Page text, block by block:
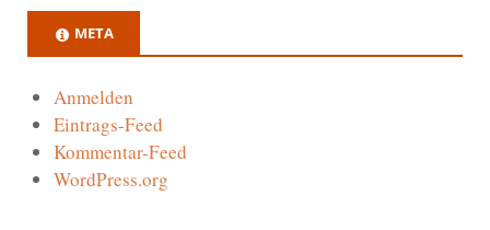
META
Anmelden
Eintrags-Feed
Kommentar-Feed
WordPress.org